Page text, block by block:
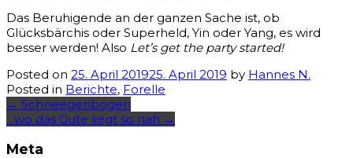
Das Beruhigende an der ganzen Sache ist, ob
Glücksbärchis oder Superheld, Yin oder Yang, es wird
besser werden! Also Let’s get the party started!
Posted on 25. April 201925. April 2019 by Hannes N.
Posted in Berichte, Forelle
Post
navigation
← Schneegenbogen
…wo das Gute liegt so nah →
Meta